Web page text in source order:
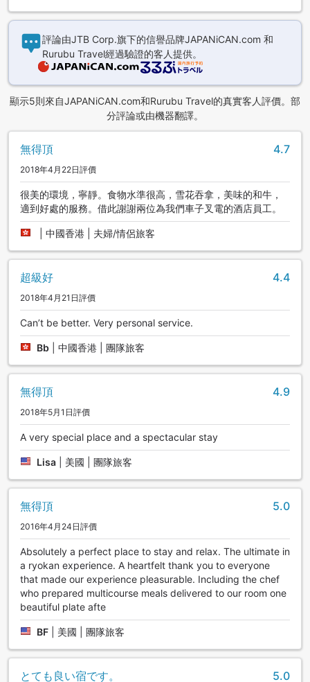
評論由JTB Corp.旗下的信譽品牌JAPANiCAN.com 和
Rurubu Travel經過驗證的客人提供。
顯示5則來自JAPANiCAN.com和Rurubu Travel的真實客人評價。部
分評論或由機器翻譯。
無得頂 4.7
2018年4月22日評價
很美的環境，寧靜。食物水準很高，雪花吞拿，美味的和牛，
適到好處的服務。借此謝謝兩位為我們車子叉電的酒店員工。
中國香港 | 夫婦/情侶旅客
超級好 4.4
2018年4月21日評價
Can’t be better. Very personal service.
Bb 中國香港 | 團隊旅客
無得頂 4.9
2018年5月1日評價
A very special place and a spectacular stay
Lisa 美國 | 團隊旅客
無得頂 5.0
2016年4月24日評價
Absolutely a perfect place to stay and relax. The ultimate in
a ryokan experience. A heartfelt thank you to everyone
that made our experience pleasurable. Including the chef
who prepared multicourse meals delivered to our room one
beautiful plate afte
BF 美國 | 團隊旅客
とても良い宿です。 5.0